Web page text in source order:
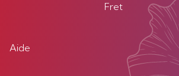
Fret
Aide